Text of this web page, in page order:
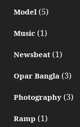
Model(5)
Music(1)
Newsbeat(1)
Opar Bangla(3)
Photography(3)
Ramp (1)